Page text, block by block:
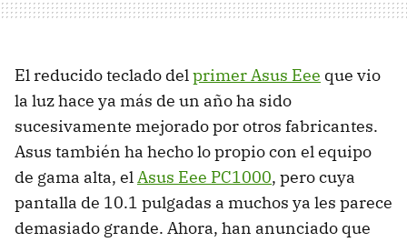
El reducido teclado delprimer Asus Eee que vio
la luz hace ya más de un año ha sido
sucesivamente mejorado por otros fabricantes.
Asus también ha hecho lo propio con el equipo
de gama alta, elAsus Eee PC1000, pero cuya
pantalla de 10.1 pulgadas a muchos ya les parece
demasiado grande. Ahora, han anunciado que